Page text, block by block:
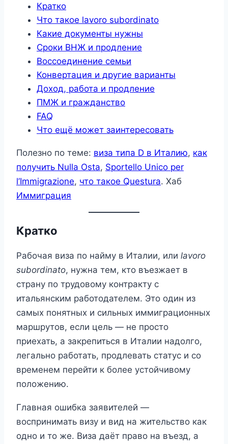
Кратко
Что такое lavoro subordinato
Какие документы нужны
Сроки ВНЖ и продление
Воссоединение семьи
Конвертация и другие варианты
Доход, работа и продление
ПМЖ и гражданство
FAQ
Что ещё может заинтересовать
Полезно по теме: виза типа D в Италию, как
получить Nulla Osta, Sportello Unico per
l’Immigrazione, что такое Questura. Хаб
Иммиграция
Кратко
Рабочая виза по найму в Италии, или lavoro
subordinato, нужна тем, кто въезжает в
страну по трудовому контракту с
итальянским работодателем. Это один из
самых понятных и сильных иммиграционных
маршрутов, если цель — не просто
приехать, а закрепиться в Италии надолго,
легально работать, продлевать статус и со
временем перейти к более устойчивому
положению.
Главная ошибка заявителей —
воспринимать визу и вид на жительство как
одно и то же. Виза даёт право на въезд, а